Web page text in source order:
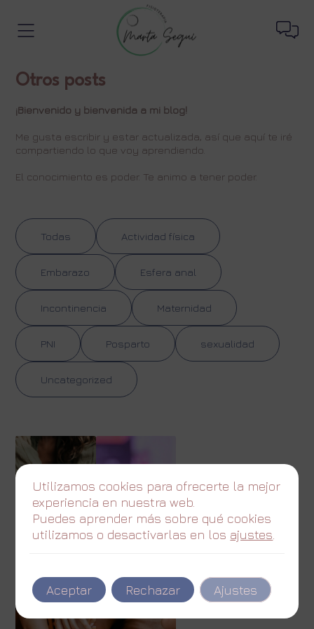
Otros posts
¡Bienvenido y bienvenida a mi blog!
Me gusta escribir y estar actualizada, así que aquí te iré
compartiendo lo que voy aprendiendo.
El conocimiento es poder. Te animo a tener poder.
Todas Actividad física
Embarazo Esfera anal
Incontinencia Maternidad
PNI Posparto sexualidad
Uncategorized
Utilizamos cookies para ofrecerte la mejor
experiencia en nuestra web.
Puedes aprender más sobre qué cookies
utilizamos o desactivarlas en los ajustes
Aceptar Rechazar Ajustes